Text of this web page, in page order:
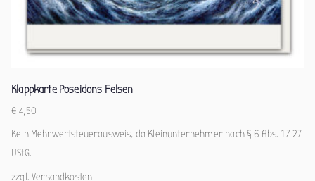
Klappkarte Poseidons Felsen
€ 4,50
Kein Mehrwertsteuerausweis, da Kleinunternehmer nach § 6 Abs. 1 Z 27
UStG.
zzgl.Versandkosten